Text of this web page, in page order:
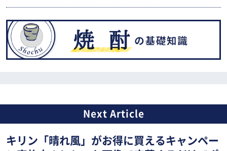
キリン「晴れ風」がお得に買えるキャンペー